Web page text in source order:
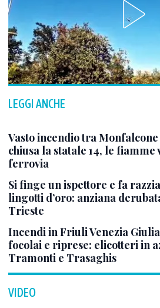
LEGGI ANCHE
Vasto incendio tra
chiusa la statale 14, le fiamme
ferrovia
Si finge un ispettore e fa
lingotti d’oro: anziana
Trieste
Incendi in Friuli Venezia
focolai e riprese: elicotteri in
Tramonti e Trasaghis
VIDEO